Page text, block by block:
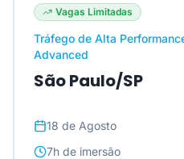
Vagas Limitadas
Tráfego de Alta
Advanced
São Paulo/SP
18 de Agosto
7h de imersão